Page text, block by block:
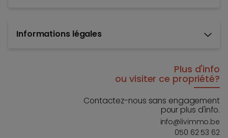
Informations légales
Plus d'info
ou visiter ce propriété?
Contactez-nous sans engagement
pour plus d'info.
info@livimmo.be
050 62 53 62